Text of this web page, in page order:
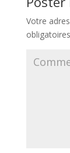
Votre